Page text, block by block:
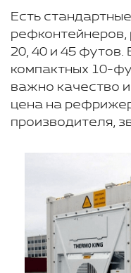
Есть
рефконтейнеров,
20, 40 и 45
компактных 10-
важно качество
цена на
производителя,